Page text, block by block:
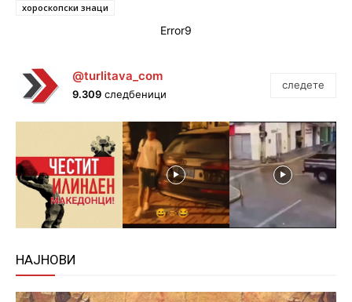
хороскопски знаци
Error9
@turlitava_com
9.309 следбеници
следете
НАЈНОВИ